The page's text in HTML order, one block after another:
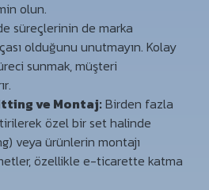
olun.
süreçlerinin de marka
olduğunu unutmayın. Kolay
sunmak, müşteri
ve Montaj: Birden fazla
özel bir set halinde
veya ürünlerin montajı
özellikle e-ticarette katma